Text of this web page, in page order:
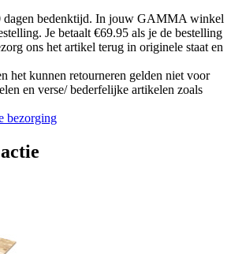
bedenktijd. In jouw GAMMA winkel
Je betaalt €69.95 als je de bestelling
ons het artikel terug in originele staat en
het kunnen retourneren gelden niet voor
en verse/ bederfelijke artikelen zoals
bezorging